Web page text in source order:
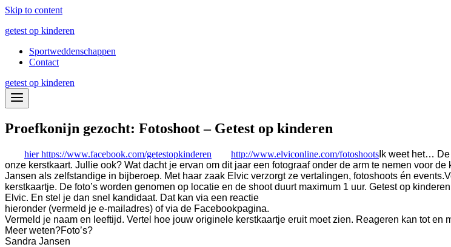
Skip to content
getest op kinderen
Sportweddenschappen
Contact
getest op kinderen
Proefkonijn gezocht: Fotoshoot – Getest op kinderen
hierhttps://www.facebook.com/getestopkinderen http://www.elviconline.com/fotoshoots Ik weet het…
onze kerstkaart. Jullie ook? Wat dacht je ervan om dit jaar een fotograaf onder de arm te nemen voor
Jansen als zelfstandige in bijberoep. Met haar zaak Elvic verzorgt ze vertalingen, fotoshoots én events.
kerstkaartje. De foto’s worden genomen op locatie en de shoot duurt maximum 1 uur. Getest op
Elvic. En stel je dan snel kandidaat. Dat kan via een reactie
hieronder (vermeld je e-mailadres) of via de Facebookpagina.
Vermeld je naam en leeftijd. Vertel hoe jouw originele kerstkaartje eruit moet zien. Reageren kan tot en
Meer weten?Foto’s?
Sandra Jansen